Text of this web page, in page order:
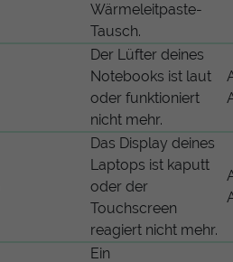
Wärmeleitpaste-
Tausch.
Der Lüfter deines
Notebooks ist laut
oder funktioniert
nicht mehr.
Das Display deines
Laptops ist kaputt
oder der
Touchscreen
reagiert nicht mehr.
Ein